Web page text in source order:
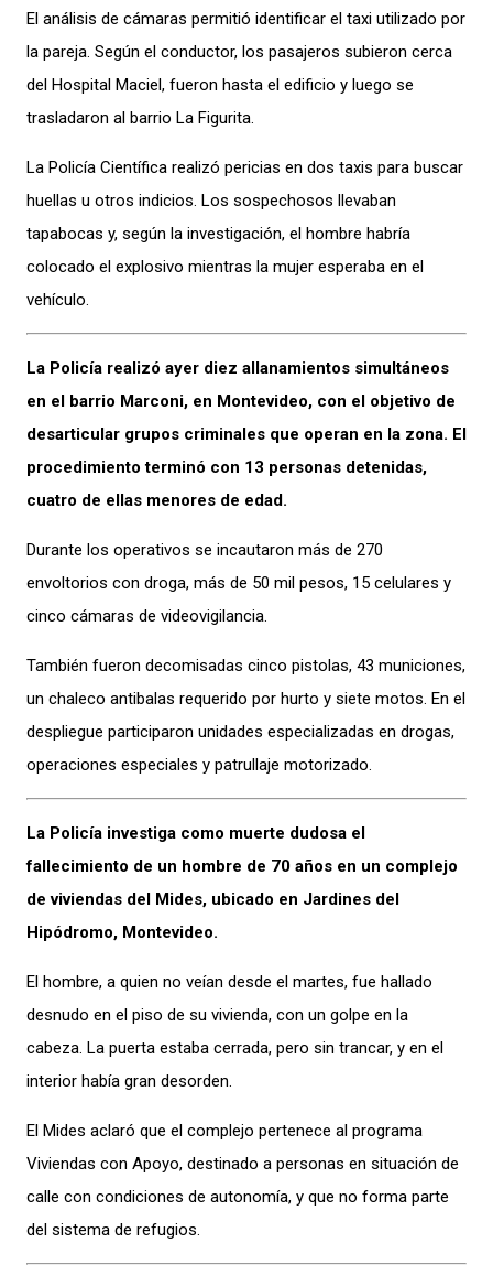
El análisis de cámaras permitió identificar el taxi utilizado por
la pareja. Según el conductor, los pasajeros subieron cerca
del Hospital Maciel, fueron hasta el edificio y luego se
trasladaron al barrio La Figurita.
La Policía Científica realizó pericias en dos taxis para buscar
huellas u otros indicios. Los sospechosos llevaban
tapabocas y, según la investigación, el hombre habría
colocado el explosivo mientras la mujer esperaba en el
vehículo.
La Policía realizó ayer diez allanamientos simultáneos
en el barrio Marconi, en Montevideo, con el objetivo de
desarticular grupos criminales que operan en la zona. El
procedimiento terminó con 13 personas detenidas,
cuatro de ellas menores de edad.
Durante los operativos se incautaron más de 270
envoltorios con droga, más de 50 mil pesos, 15 celulares y
cinco cámaras de videovigilancia.
También fueron decomisadas cinco pistolas, 43 municiones,
un chaleco antibalas requerido por hurto y siete motos. En el
despliegue participaron unidades especializadas en drogas,
operaciones especiales y patrullaje motorizado.
La Policía investiga como muerte dudosa el
fallecimiento de un hombre de 70 años en un complejo
de viviendas del Mides, ubicado en Jardines del
Hipódromo, Montevideo.
El hombre, a quien no veían desde el martes, fue hallado
desnudo en el piso de su vivienda, con un golpe en la
cabeza. La puerta estaba cerrada, pero sin trancar, y en el
interior había gran desorden.
El Mides aclaró que el complejo pertenece al programa
Viviendas con Apoyo, destinado a personas en situación de
calle con condiciones de autonomía, y que no forma parte
del sistema de refugios.